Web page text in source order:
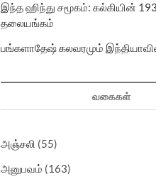
இந்த ஹிந்து சமூகம்: கல்கியின்
தலையங்கம்
பங்களாதேஷ் கலவரமும்
வகைகள்
அஞ்சலி (55)
அனுபவம் (163)